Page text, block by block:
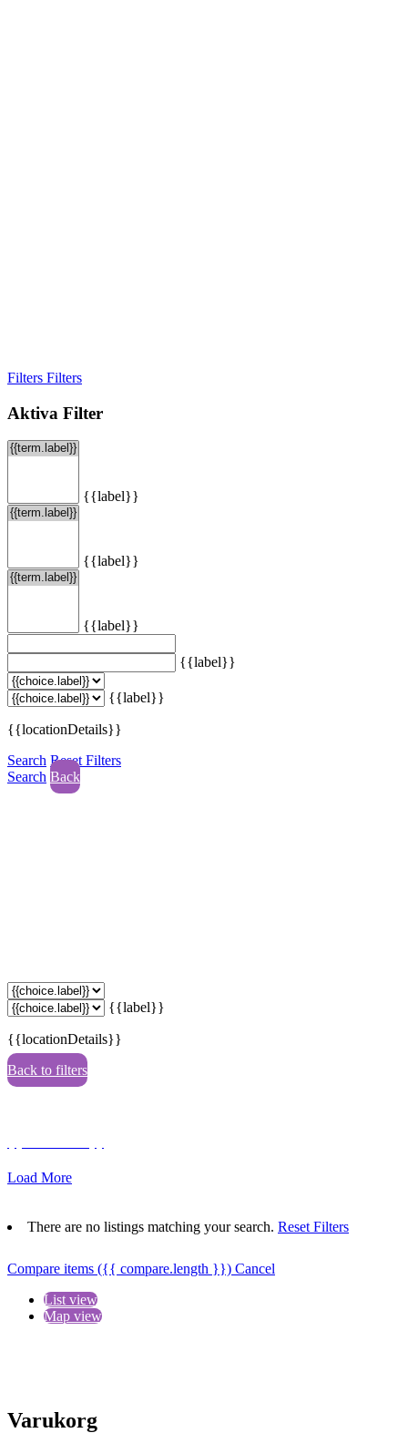
Filters Filters
Aktiva Filter
{{label}}
{{label}}
{{label}}
{{label}}
{{label}}
{{locationDetails}}
Search Reset Filters
Search Back
{{label}}
{{locationDetails}}
Back to filters
Load More
There are no listings matching your search. Reset Filters
Compare items ({{ compare.length }}) Cancel
List view
Map view
Varukorg